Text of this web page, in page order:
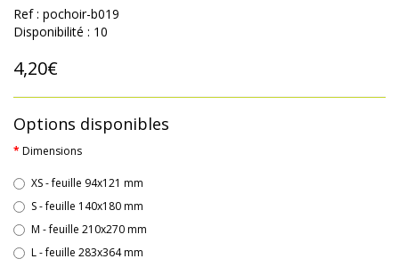
Ref : pochoir-b019
Disponibilité : 10
4,20€
Options disponibles
Dimensions
XS - feuille 94x121 mm
S - feuille 140x180 mm
M - feuille 210x270 mm
L - feuille 283x364 mm